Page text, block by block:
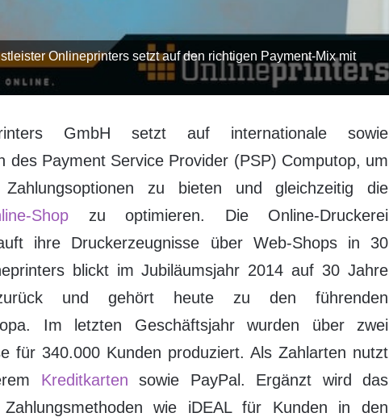
Onlineprinters setzt auf den richtigen Payment-Mix mit
GmbH setzt auf internationale sowie
des Payment Service Provider (PSP) Computop, um
zu bieten und gleichzeitig die
Shop zu optimieren. Die Online-Druckerei
ihre Druckerzeugnisse über Web-Shops in 30
blickt im Jubiläumsjahr 2014 auf 30 Jahre
und gehört heute zu den führenden
Im letzten Geschäftsjahr wurden über zwei
für 340.000 Kunden produziert. Als Zahlarten nutzt
Kreditkarten sowie PayPal. Ergänzt wird das
wie iDEAL für Kunden in den